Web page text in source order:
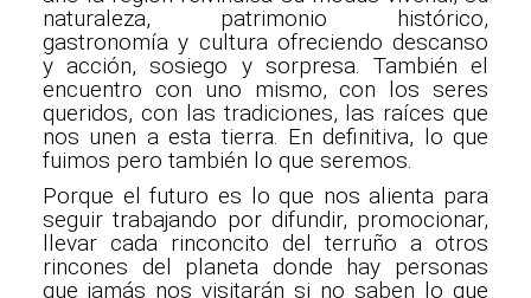
naturaleza, patrimonio histórico,
gastronomía y cultura ofreciendo descanso
y acción, sosiego y sorpresa. También el
encuentro con uno mismo, con los seres
queridos, con las tradiciones, las raíces que
nos unen a esta tierra. En definitiva, lo que
fuimos pero también lo que seremos.
Porque el futuro es lo que nos alienta para
seguir trabajando por difundir, promocionar,
llevar cada rinconcito del terruño a otros
rincones del planeta donde hay personas
que jamás nos visitarán si no saben lo que